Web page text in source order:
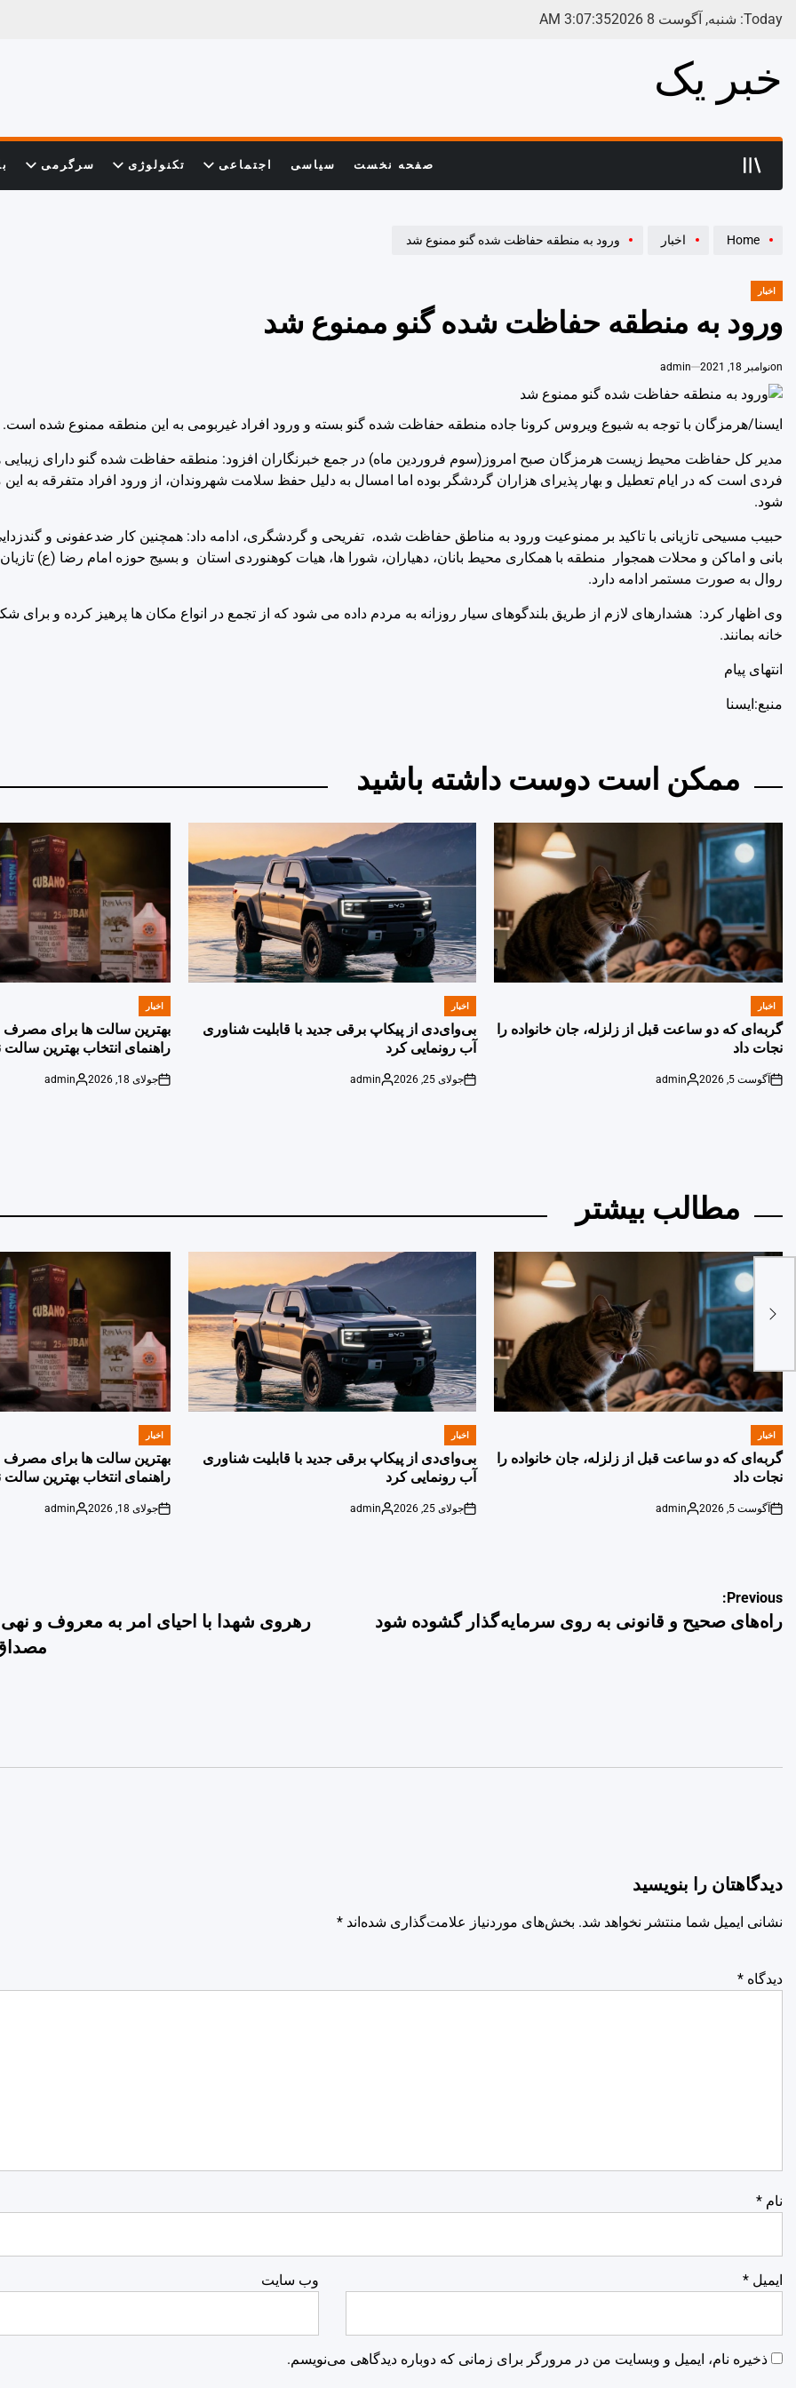
Today: شنبه, آگوست 8 2026 3:07:35
AM
خبر یک
صفحه نخست سیاسی اجتماعی تکنولوژی سرگرمی
Home اخبار ورود به منطقه حفاظت شده گنو ممنوع شد
POSTED
اخبار
ورود به منطقه حفاظت شده گنو ممنوع شد
onنوامبر 18, 2021 admin
ایسنا/هرمزگان با توجه به شیوع ویروس کرونا جاده منطقه حفاظت شده گنو بسته و ورود افراد غیربومی به این منطقه ممنوع شده است.
مدیر کل حفاظت محیط زیست هرمزگان صبح امروز(سوم فروردین ماه) در جمع خبرنگاران افزود: منطقه حفاظت شده گنو دارای
فردی است که در ایام تعطیل و بهار پذیرای هزاران گردشگر بوده اما امسال به دلیل حفظ سلامت شهروندان، از ورود افراد متفرقه به
شود.
حبیب مسیحی تازیانی با تاکید بر ممنوعیت ورود به مناطق حفاظت شده، تفریحی و گردشگری، ادامه داد: همچنین کار ضدعفونی و
بانی و اماکن و محلات همجوار منطقه با همکاری محیط بانان، دهیاران، شورا ها، هیات کوهنوردی استان و بسیج حوزه امام رضا (ع)
روال به صورت مستمر ادامه دارد.
وی اظهار کرد: هشدارهای لازم از طریق بلندگوهای سیار روزانه به مردم داده می شود که از تجمع در انواع مکان ها پرهیز کرده و برای
خانه بمانند.
انتهای پیام
منبع:ایسنا
ممکن است دوست داشته باشید
POSTED
IN
اخبار
گربه‌ای که دو ساعت قبل از زلزله، جان خانواده را
نجات داد
on
آگوست 5, 2026
Posted
admin
POSTED
اخبار
بی‌وای‌دی از پیکاپ برقی جدید با قابلیت شناوری
آب رونمایی کرد
on
جولای 25, 2026
Posted
admin
POSTED
اخبار
بهترین سالت ها برای مصرف
راهنمای انتخاب بهترین سالت
on
جولای 18, 2026
Posted
admin
مطالب بیشتر
POSTED
IN
اخبار
گربه‌ای که دو ساعت قبل از زلزله، جان خانواده را
نجات داد
on
آگوست 5, 2026
Posted
admin
POSTED
اخبار
بی‌وای‌دی از پیکاپ برقی جدید با قابلیت شناوری
آب رونمایی کرد
on
جولای 25, 2026
Posted
admin
POSTED
اخبار
بهترین سالت ها برای مصرف
راهنمای انتخاب بهترین سالت
on
جولای 18, 2026
Posted
admin
راهبری
نوشته
Previous:
راه‌های صحیح و قانونی به روی سرمایه گذار گشوده شود
رهروی شهدا با احیای امر به معروف و نهی
مصداق
دیدگاهتان را بنویسید
نشانی ایمیل شما منتشر نخواهد شد. بخش‌های موردنیاز علامت‌گذاری شده‌اند *
دیدگاه *
نام *
ایمیل * وب‌ سایت
ذخیره نام، ایمیل و وبسایت من در مرورگر برای زمانی که دوباره دیدگاهی می‌نویسم.